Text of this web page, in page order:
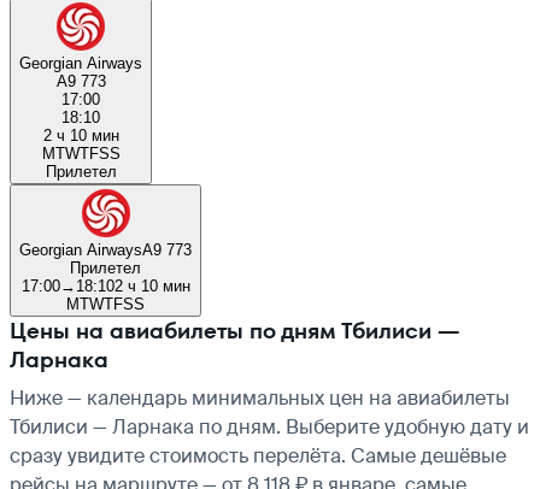
Georgian Airways
A9 773
17:00
18:10
2 ч 10 мин
MTWTFSS
Прилетел
Georgian AirwaysA9 773
Прилетел
17:00→ 18:102 ч 10 мин
MTWTFSS
Цены на авиабилеты по дням Тбилиси —
Ларнака
Ниже — календарь минимальных цен на авиабилеты
Тбилиси — Ларнака по дням. Выберите удобную дату и
сразу увидите стоимость перелёта. Самые дешёвые